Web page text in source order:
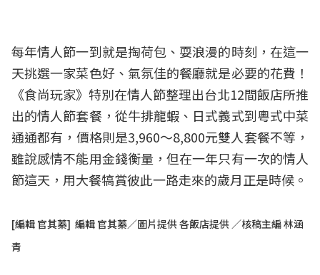
每年情人節一到就是掏荷包、耍浪漫的時刻，在這一
天挑選一家菜色好、氣氛佳的餐廳就是必要的花費！
《食尚玩家》特別在情人節整理出台北12間飯店所推
出的情人節套餐，從牛排龍蝦、日式義式到粵式中菜
通通都有，價格則是3,960～8,800元雙人套餐不等，
雖說感情不能用金錢衡量，但在一年只有一次的情人
節這天，用大餐犒賞彼此一路走來的歲月正是時候。
[編輯 官其蓁] 編輯 官其蓁／圖片提供 各飯店提供 ／核稿主編 林涵
青